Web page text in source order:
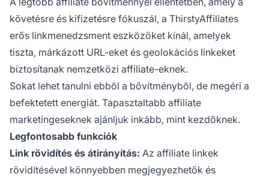
követésre és kifizetésre fókuszál, a ThirstyAffiliates
erős linkmenedzsment eszközöket kínál, amelyek
tiszta, márkázott URL-eket és geolokációs linkeket
biztosítanak nemzetközi affiliate-eknek.
Sokat lehet tanulni ebből a bővítményből, de megéri a
befektetett energiát. Tapasztaltabb affiliate
marketingeseknek ajánljuk inkább, mint kezdőknek.
Legfontosabb funkciók
Link rövidítés és átirányítás: Az affiliate linkek
rövidítésével könnyebben megjegyezhetők és